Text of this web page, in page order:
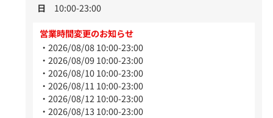
日
10:00-23:00
営業時間変更のお知らせ
2026/08/08 10:00-23:00
2026/08/09 10:00-23:00
2026/08/10 10:00-23:00
2026/08/11 10:00-23:00
2026/08/12 10:00-23:00
2026/08/13 10:00-23:00